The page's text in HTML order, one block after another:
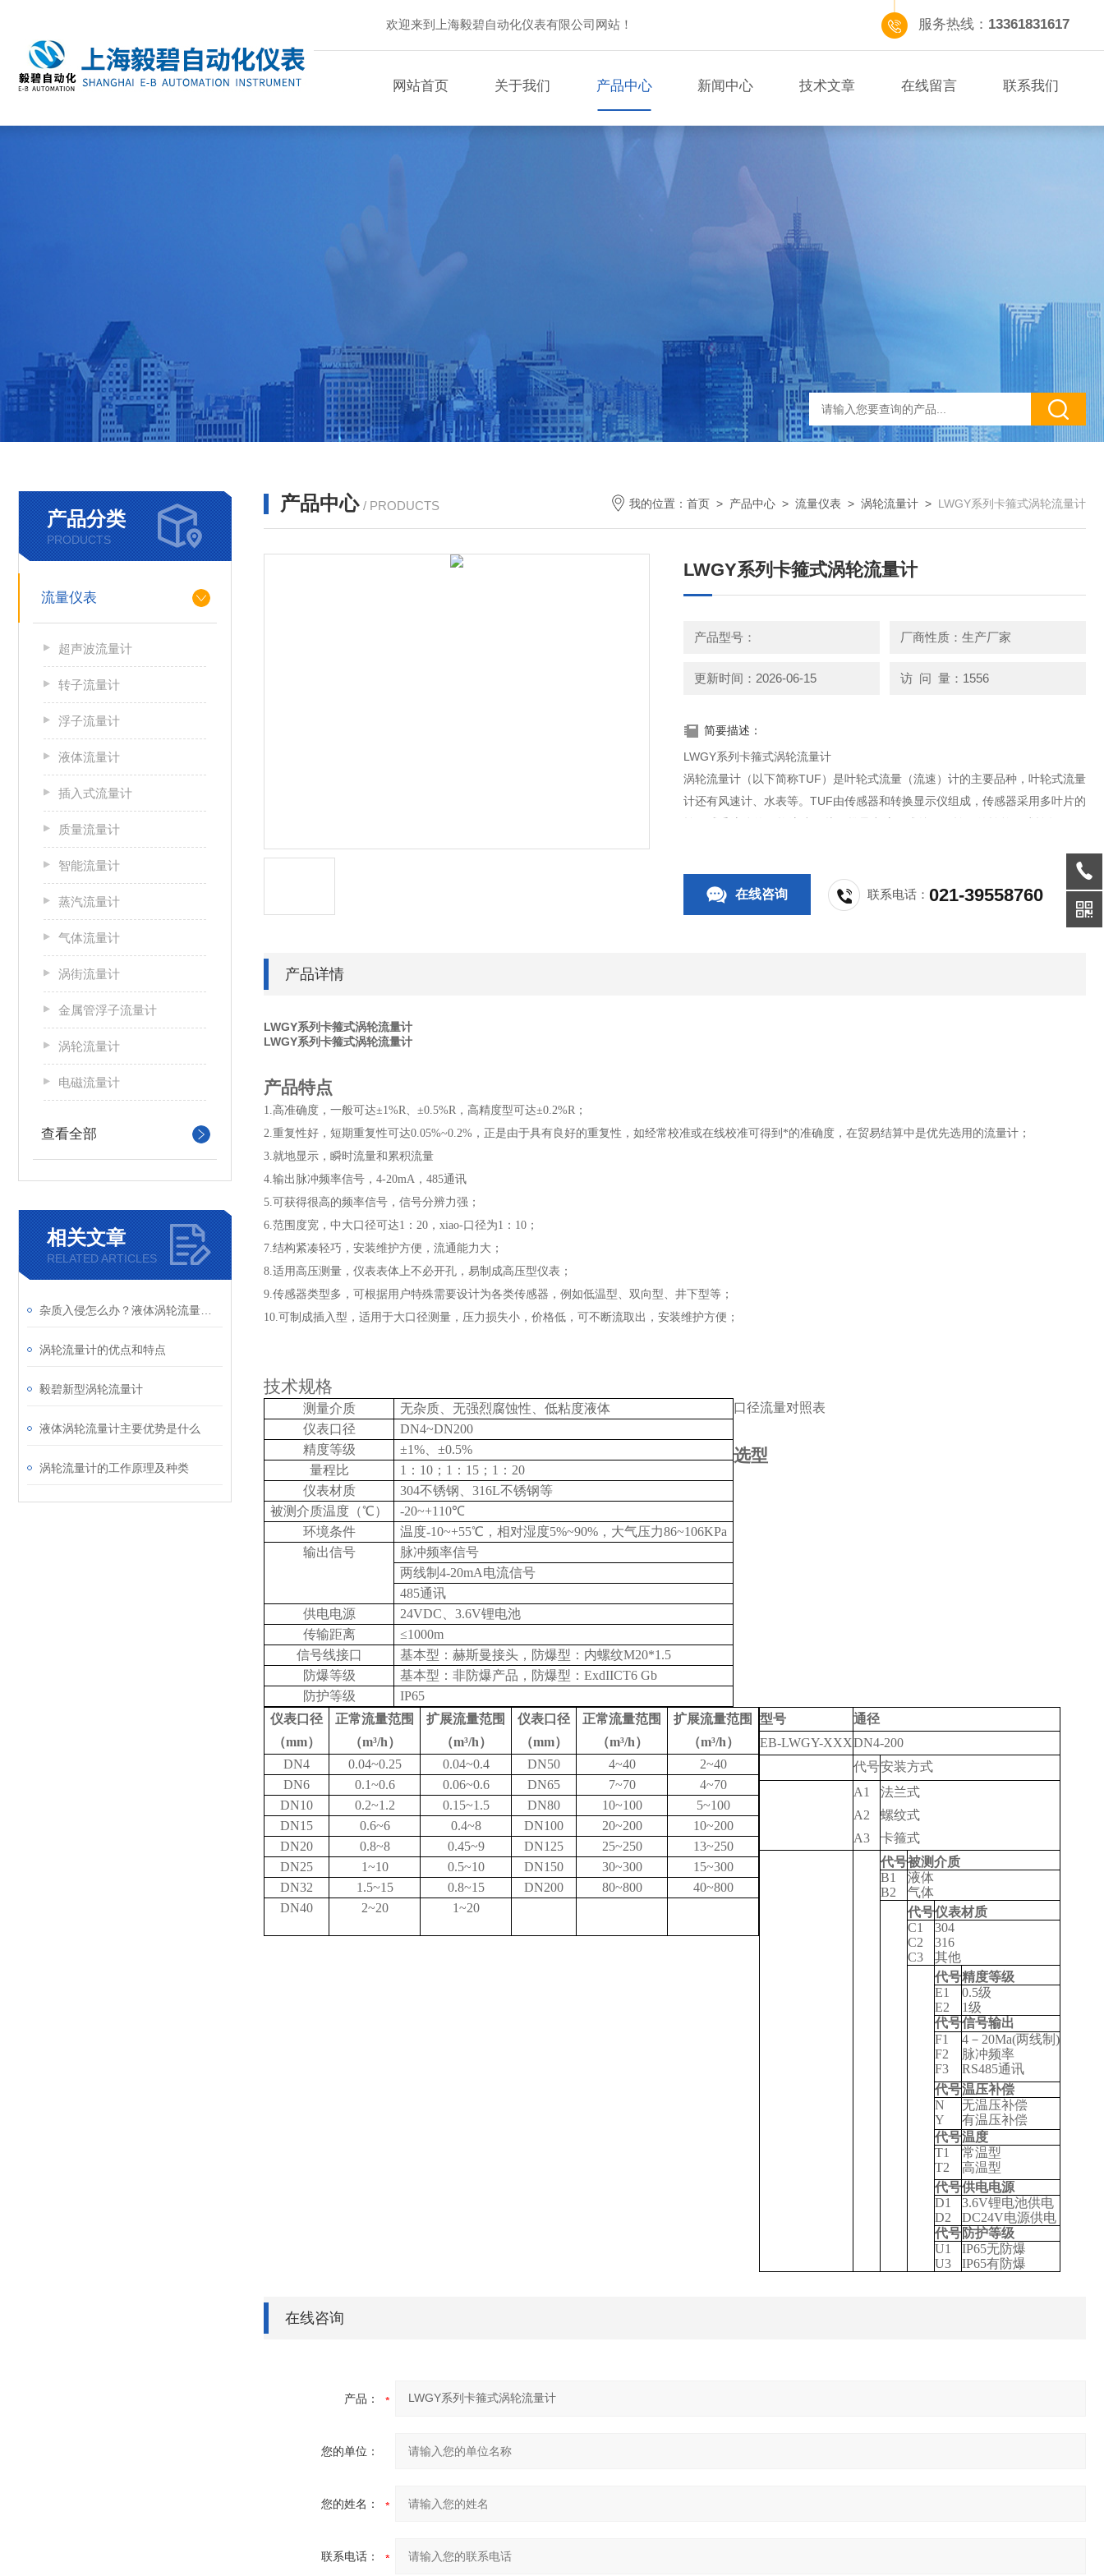
欢迎来到上海毅碧自动化仪表有限公司网站！ 服务热线： 13361831617
网站首页 关于我们 产品中心 新闻中心 技术文章 在线留言 联系我们
产品分类
PRODUCTS
流量仪表
超声波流量计
转子流量计
浮子流量计
液体流量计
插入式流量计
质量流量计
智能流量计
蒸汽流量计
气体流量计
涡街流量计
金属管浮子流量计
涡轮流量计
电磁流量计
查看全部
相关文章
RELATED ARTICLES
涡轮流量计的优点和特点
毅碧新型涡轮流量计
液体涡轮流量计主要优势是什么
涡轮流量计的工作原理及种类
产品中心 / PRODUCTS 我的位置： 首页 > 产品中心 > 流量仪表 > 涡轮流量计 > LWGY系列卡箍式涡轮流量计
LWGY系列卡箍式涡轮流量计
产品型号： 厂商性质：生产厂家
更新时间：2026-06-15 访 问 量：1556
简要描述：
LWGY系列卡箍式涡轮流量计
涡轮流量计（以下简称TUF）是叶轮式流量（流速）计的主要品种，叶轮式流量
计还有风速计、水表等。TUF由传感器和转换显示仪组成，传感器采用多叶片的
转子感受流体的平均流速，从而推导出流量或总量。转子的转整（或转数） 可
在线咨询 联系电话：021-39558760
产品详情
LWGY系列卡箍式涡轮流量计
LWGY系列卡箍式涡轮流量计
产品特点
1.高准确度，一般可达±1%R、±0.5%R，高精度型可达±0.2%R；
2.重复性好，短期重复性可达0.05%~0.2%，正是由于具有良好的重复性，如经常校准或在线校准可得到*的准确度，在贸易结算中是优先选用的流量计；
3.就地显示，瞬时流量和累积流量
4.输出脉冲频率信号，4-20mA，485通讯
5.可获得很高的频率信号，信号分辨力强；
6.范围度宽，中大口径可达1：20，xiao-口径为1：10；
7.结构紧凑轻巧，安装维护方便，流通能力大；
8.适用高压测量，仪表表体上不必开孔，易制成高压型仪表；
9.传感器类型多，可根据用户特殊需要设计为各类传感器，例如低温型、双向型、井下型等；
10.可制成插入型，适用于大口径测量，压力损失小，价格低，可不断流取出，安装维护方便；
技术规格
测量介质
无杂质、无强烈腐蚀性、低粘度液体
仪表口径
DN4~DN200
精度等级
±1%、±0.5%
量程比
1 ：10；1：15；1：20
仪表材质
304不锈钢、316L不锈钢等
被测介质温度（℃）
-20~+110℃
环境条件
温度-10~+55℃，相对湿度5%~90%，大气压力86~106KPa
输出信号
脉冲频率信号
两线制4-20mA电流信号
485通讯
供电电源
24VDC 、3.6V锂电池
传输距离
≤1000m
信号线接口
基本型：赫斯曼接头，防爆型：内螺纹M20*1.5
防爆等级
基本型：非防爆产品，防爆型：ExdIICT6 Gb
防护等级
IP65
口径流量对照表
仪表口径
（mm）
正常流量范围
（m³/h）
扩展流量范围
（m³/h）
仪表口径
（mm）
正常流量范围
（m³/h）
扩展流量范围
（m³/h）
DN4
0.04~0.25 0.04~0.4 DN50 4~40
2~40
DN6
0.1~0.6 0.06~0.6 DN65 7~70
4~70
DN10
0.2~1.2 0.15~1.5 DN80 10~100
5~100
DN15
0.6~6 0.4~8 DN100 20~200
10~200
DN20
0.8~8 0.45~9 DN125 25~250
13~250
DN25
1~10 0.5~10 DN150 30~300
15~300
DN32
1.5~15 0.8~15 DN200 80~800
40~800
DN40
2~20 1~20
选型
型号
通径
EB-LWGY-XXXDN4-200
代号安装方式
A1
A2
A3
法兰式
螺纹式
卡箍式
代号被测介质
B1
B2
液体
气体
代号仪表材质
C1
C2
C3
304
316
其他
代号精度等级
E1
E2
0.5级
1级
代号信号输出
F1
F2
F3
4 －20Ma(两线制)
脉冲频率
RS485通讯
代号温压补偿
N
Y
无温压补偿
有温压补偿
代号温度
T1
T2
常温型
高温型
代号供电电源
D1
D2
3.6V锂电池供电
DC24V电源供电
代号 防护等级
U1
U3
IP65无防爆
IP65有防爆
在线咨询
产品：
您的单位：
您的姓名：
联系电话：